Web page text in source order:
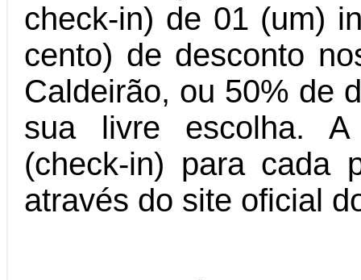
check-in) de 01 (um)
cento) de desconto
Caldeirão, ou 50% de
sua livre escolha. A
(check-in) para cada
através do site oficial